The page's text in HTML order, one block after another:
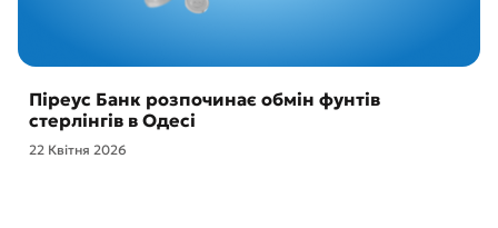
Піреус Банк розпочинає обмін фунтів
стерлінгів в Одесі
22 Квітня 2026